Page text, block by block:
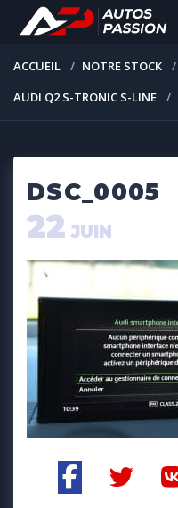
ACCUEIL
NOTRE STOCK
AUDI Q2 S-TRONIC S-LINE
DSC_0005
22 JUIN